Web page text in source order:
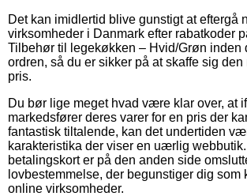
Det kan imidlertid blive gunstigt at eftergå
virksomheder i Danmark efter rabatkoder
Tilbehør til legekøkken – Hvid/Grøn inden
ordren, så du er sikker på at skaffe sig
pris.
Du bør lige meget hvad være klar over, at
markedsfører deres varer for en pris der
fantastisk tiltalende, kan det undertiden
karakteristika der viser en uærlig
betalingskort er på den anden side
lovbestemmelse, der begunstiger dig som
online virksomheder.